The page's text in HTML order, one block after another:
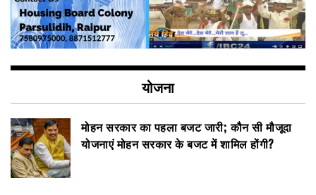
योजना
मोहन सरकार का पहला बजट जारी; कौन सी मौजूदा
योजनाएं मोहन सरकार के बजट में शामिल होंगी?